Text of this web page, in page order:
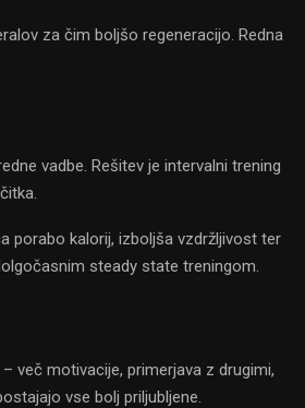
za čim boljšo regeneracijo. Redna
vadbe. Rešitev je intervalni trening
porabo kalorij, izboljša vzdržljivost ter
steady state treningom.
več motivacije, primerjava z drugimi,
vse bolj priljubljene.